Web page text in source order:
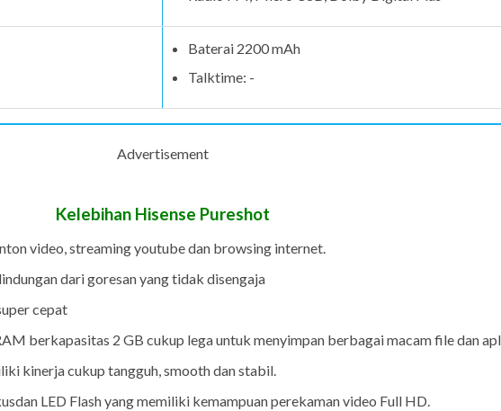
Baterai 2200 mAh
Talktime: -
Advertisement
Kelebihan Hisense Pureshot
video, streaming youtube dan browsing internet.
dari goresan yang tidak disengaja
cepat
berkapasitas 2 GB cukup lega untuk menyimpan berbagai macam file dan
kinerja cukup tangguh, smooth dan stabil.
LED Flash yang memiliki kemampuan perekaman video Full HD.